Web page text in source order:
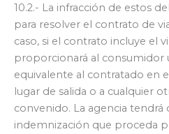
10.2.- La infracción de estos
para resolver el contrato de
caso, si el contrato incluye el
proporcionará al
equivalente al contratado en
lugar de salida o a cualquier
convenido. La agencia tendrá
indemnización que proceda